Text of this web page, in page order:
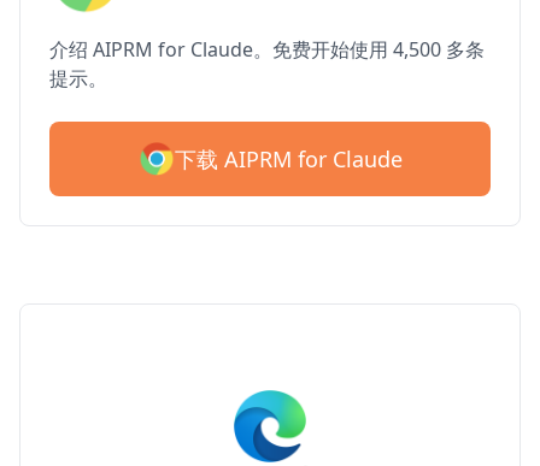
介绍 AIPRM for Claude。免费开始使用 4,500 多条
提示。
下载 AIPRM for Claude